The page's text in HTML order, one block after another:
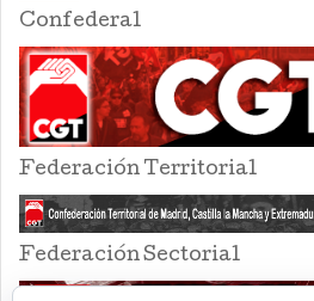
Confederal
Federación Territorial
Federación Sectorial